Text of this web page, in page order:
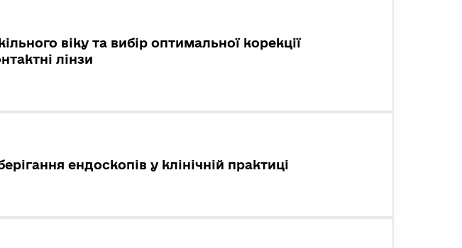
віку та вибір оптимальної корекції
лінзи
ендоскопів у клінічній практиці